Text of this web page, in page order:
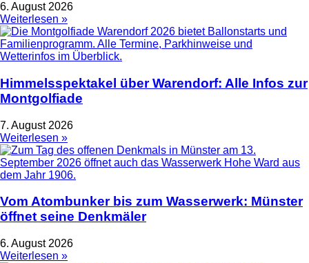
6. August 2026
Weiterlesen »
Himmelsspektakel über Warendorf: Alle Infos zur
Montgolfiade
7. August 2026
Weiterlesen »
Vom Atombunker bis zum Wasserwerk: Münster
öffnet seine Denkmäler
6. August 2026
Weiterlesen »